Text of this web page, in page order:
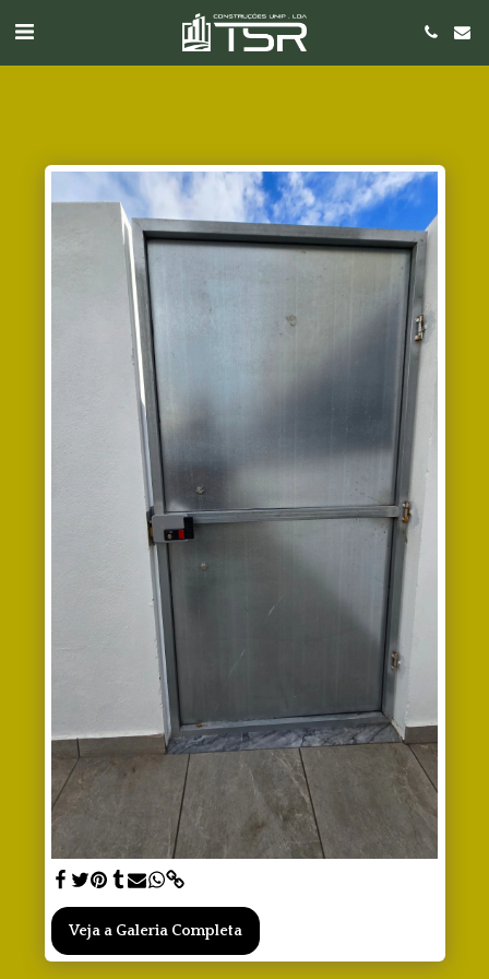
Veja a Galeria Completa